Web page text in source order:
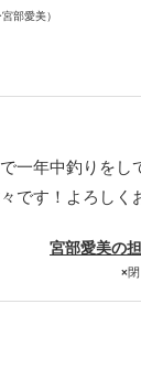
部愛美）
一年中釣りをし
です！よろしく
宮部愛美の
×